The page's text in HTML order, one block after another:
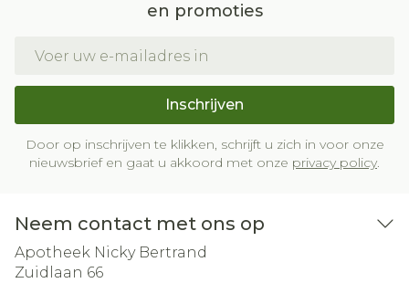
en promoties
Inschrijven
Door op inschrijven te klikken, schrijft u zich in voor onze
nieuwsbrief en gaat u akkoord met onze privacy policy.
Neem contact met ons op
Apotheek Nicky Bertrand
Zuidlaan 66